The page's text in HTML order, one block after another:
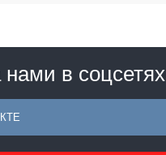
в соцсетях